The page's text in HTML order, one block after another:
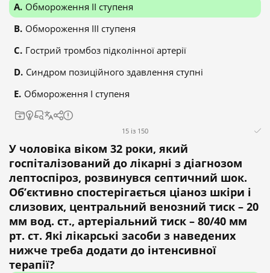
Обмороження II ступеня
Обмороження III ступеня
Гострий тромбоз підколінної артерії
Синдром позиційного здавлення ступні
Обмороження I ступеня
15 із 150
У чоловіка віком 32 роки, який
госпіталізований до лікарні з діагнозом
лептоспіроз, розвинувся септичний шок.
Об’єктивно спостерігається ціаноз шкіри і
слизових, центральний венозний тиск – 20
мм вод. ст., артеріальний тиск – 80/40 мм
рт. ст. Які лікарські засоби з наведених
нижче треба додати до інтенсивної
терапії?